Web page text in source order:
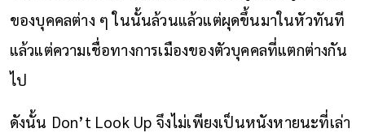
ของบุคคลต่าง ๆ ในนั้นล้วนแล้วแต่ผุดขึ้นมาในหัวทันที
แล้วแต่ความเชื่อทางการเมืองของตัวบุคคลที่แตกต่างกัน
ไป
ดังนั้น Don’t Look Up จึงไม่เพียงเป็นหนังหายนะที่เล่า